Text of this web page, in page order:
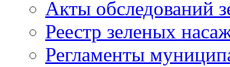
Акты обследований
Реестр зеленых
Регламенты